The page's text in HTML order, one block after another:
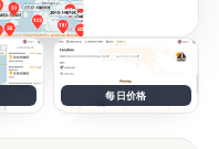
每日价格